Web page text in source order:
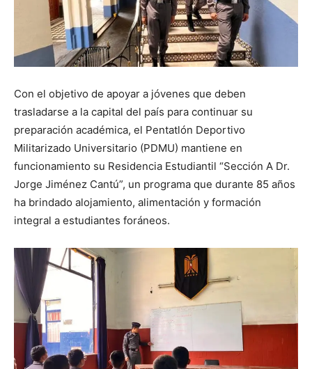
Con el objetivo de apoyar a jóvenes que deben
trasladarse a la capital del país para continuar su
preparación académica, el Pentatlón Deportivo
Militarizado Universitario (PDMU) mantiene en
funcionamiento su Residencia Estudiantil “Sección A Dr.
Jorge Jiménez Cantú”, un programa que durante 85 años
ha brindado alojamiento, alimentación y formación
integral a estudiantes foráneos.